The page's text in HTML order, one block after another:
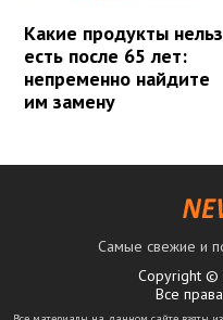
Какие продукты
есть после 65 лет:
непременно найдите
им замену
Самые свежие и
Copyright ©
Все